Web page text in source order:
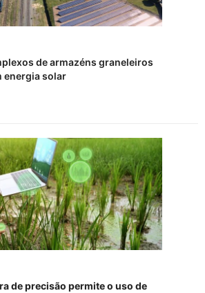
de armazéns graneleiros
energia solar
de precisão permite o uso de